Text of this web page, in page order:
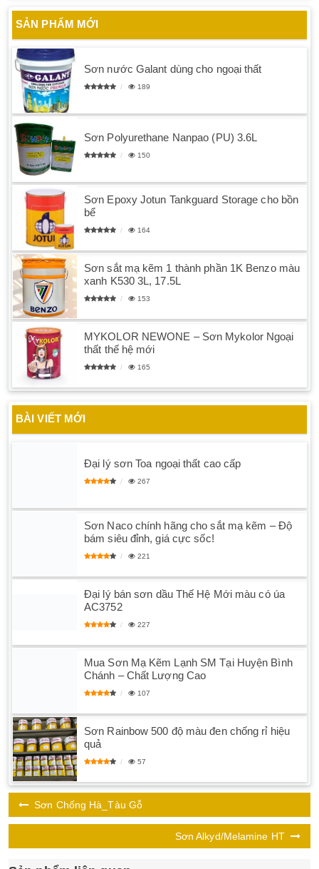
SẢN PHẨM MỚI
Sơn nước Galant dùng cho ngoại thất
189
Sơn Polyurethane Nanpao (PU) 3.6L
150
Sơn Epoxy Jotun Tankguard Storage cho bồn
bể
164
Sơn sắt mạ kẽm 1 thành phần 1K Benzo màu
xanh K530 3L, 17.5L
153
MYKOLOR NEWONE – Sơn Mykolor Ngoại
thất thế hệ mới
165
BÀI VIẾT MỚI
Đại lý sơn Toa ngoại thất cao cấp
267
Sơn Naco chính hãng cho sắt mạ kẽm – Độ
bám siêu đỉnh, giá cực sốc!
221
Đại lý bán sơn dầu Thế Hệ Mới màu có úa
AC3752
227
Mua Sơn Mạ Kẽm Lạnh SM Tại Huyện Bình
Chánh – Chất Lượng Cao
107
Sơn Rainbow 500 độ màu đen chống rỉ hiệu
quả
57
Sơn Chống Hà_Tàu Gỗ
Sơn Alkyd/Melamine HT